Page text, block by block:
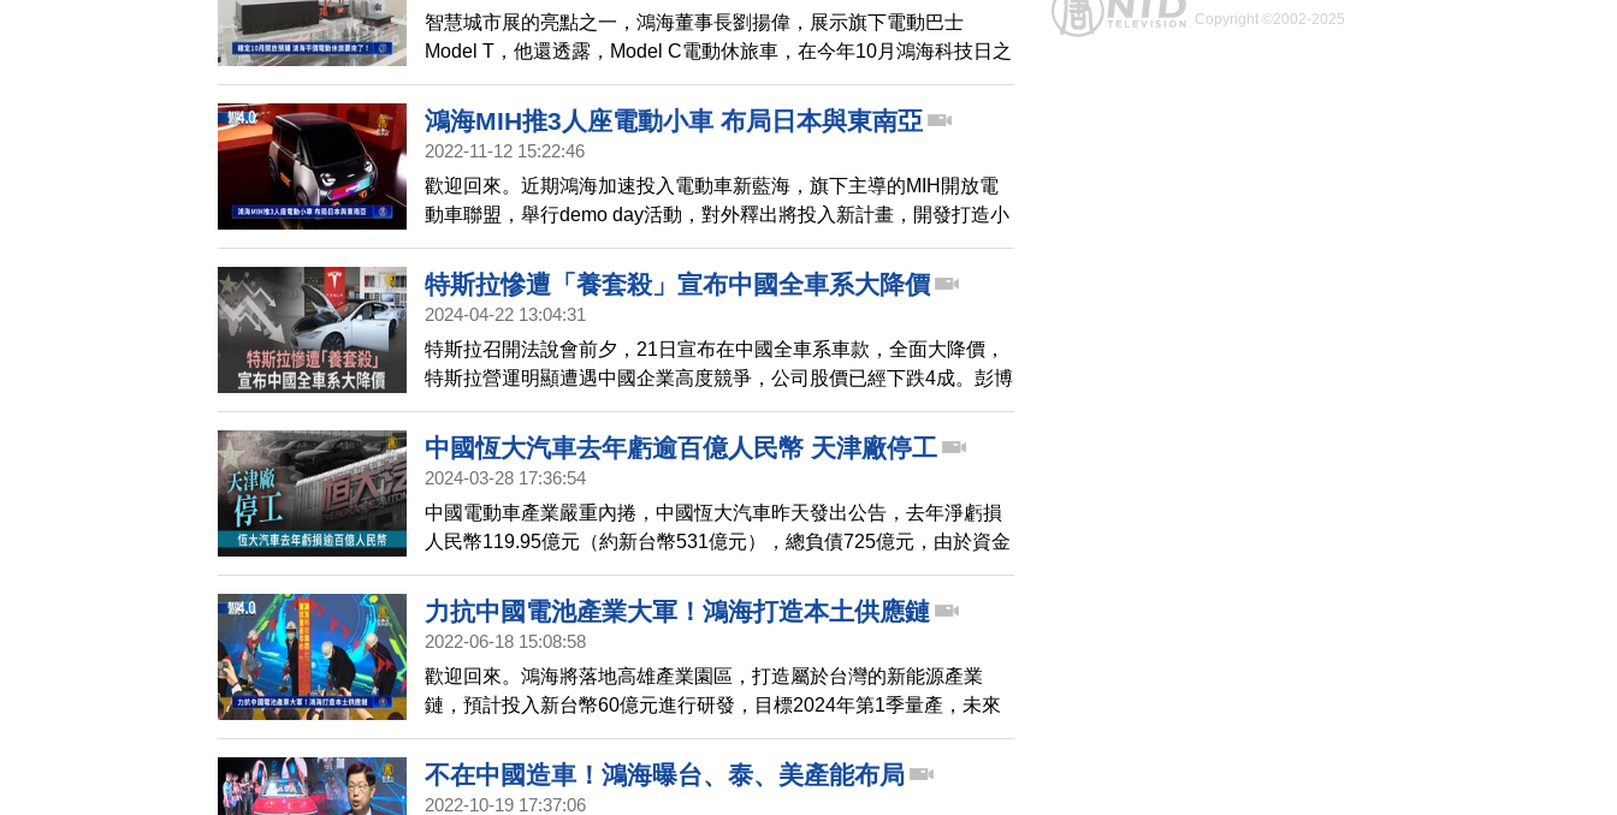
智慧城市展的亮點之一，鴻海董事長劉揚偉，展示旗下電動巴士
Model T，他還透露，Model C電動休旅車，在今年10月鴻海科技日之
後接受預訂，意味著步入量產階段。對於整體市況，劉揚偉是審慎樂
觀，但強調通膨問題可能是最大變數。
鴻海MIH推3人座電動小車 布局日本與東南亞
2022-11-12 15:22:46
歡迎回來。近期鴻海加速投入電動車新藍海，旗下主導的MIH開放電
動車聯盟，舉行demo day活動，對外釋出將投入新計畫，開發打造小
型電動車，預計2023年底亮相，目標市場對準日本、東南亞還有印
度。
特斯拉慘遭「養套殺」宣布中國全車系大降價
2024-04-22 13:04:31
特斯拉召開法說會前夕，21日宣布在中國全車系車款，全面大降價，
特斯拉營運明顯遭遇中國企業高度競爭，公司股價已經下跌4成。彭博
（Bloomberg）前專欄作家史密斯（Noah Smith）撰文指出，因中國
車企競爭，導致特斯拉前景籠罩陰影，揭露中共對於外商「養套殺」
模式。
中國恆大汽車去年虧逾百億人民幣 天津廠停工
2024-03-28 17:36:54
中國電動車產業嚴重內捲，中國恆大汽車昨天發出公告，去年淨虧損
人民幣119.95億元（約新台幣531億元），總負債725億元，由於資金
原因，天津工廠暫停生產。截至2023年12月31日，集團累計虧損
1108.41億元，集團強調，是否能夠持續經營，將取決於能否完成重
組、融資計劃。
力抗中國電池產業大軍！鴻海打造本土供應鏈
2022-06-18 15:08:58
歡迎回來。鴻海將落地高雄產業園區，打造屬於台灣的新能源產業
鏈，預計投入新台幣60億元進行研發，目標2024年第1季量產，未來
還將依據台灣國產化電芯的市場需求，持續擴充。
不在中國造車！鴻海曝台、泰、美產能布局
2022-10-19 17:37:06
Copyright ©2002-2025